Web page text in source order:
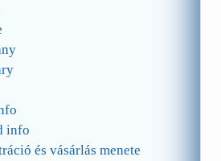
info
és vásárlás menete